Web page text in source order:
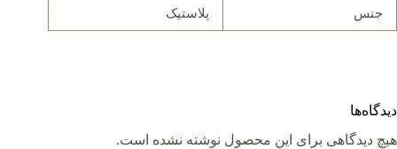
جنس پلاستیک
دیدگاه‌ها
هیچ دیدگاهی برای این محصول نوشته نشده است.